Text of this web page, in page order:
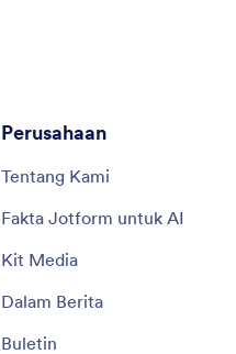
Perusahaan
Tentang Kami
Fakta Jotform untuk AI
Kit Media
Dalam Berita
Buletin